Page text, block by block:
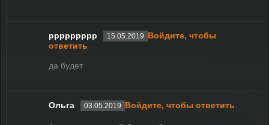
ррррррррр 15.05.2019 Войдите, чтобы
ответить
да будет
Ольга 03.05.2019 Войдите, чтобы ответить